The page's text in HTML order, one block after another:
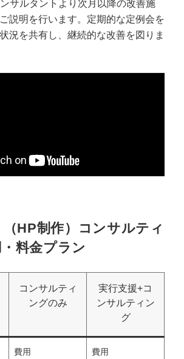
サルタントより次月以降の改善施
説明を行います。定期的な定例会を
況を共有し、継続的な改善を図りま
HP制作）コンサルティ
料金プラン
コンサルティ
ングのみ
実行支援+コ
ンサルティン
グ
費用
費用